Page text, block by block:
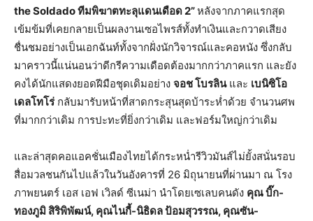
the Soldado ทีมพิฆาตทะลุแดนเดือด 2”หลังจากภาคแรกสุด
เข้มข้มที่เคยกลายเป็นผลงานเซอไพรส์ทั้งทำเงินและกวาดเสียง
ชื่นชมอย่างเป็นเอกฉันท์ทั้งจากฝั่งนักวิจารณ์และคอหนัง ซึ่งกลับ
มาคราวนี้แน่นอนว่าดีกรีความเดือดต้องมากกว่าภาคแรก และยัง
คงได้นักแสดงยอดฝีมือชุดเดิมอย่าง จอช โบรลินและ เบนิซิโอ
เดลโทโร่กลับมารับหน้าที่สาดกระสุนสุดบ้าระห่ำด้วย จำนวนศพ
ที่มากกว่าเดิม การปะทะที่ยิ่งกว่าเดิม และฟอร์มใหญ่กว่าเดิม
และล่าสุดคอแอคชั่นเมืองไทยได้กระหน่ำรีวิวมันส์ไม่ยั้งสนั่นรอบ
สื่อมวลชนกันไปแล้วในวันอังคารที่ 26 มิถุนายนที่ผ่านมา ณ โรง
ภาพยนตร์ เอส เอฟ เวิลด์ ซีเนม่า นำโดยเซเลบคนดัง คุณ บิ๊ก-
ทองภูมิ สิริพิพัฒน์, คุณไนกี้-นิธิดล ป้อมสุวรรณ, คุณซัน-